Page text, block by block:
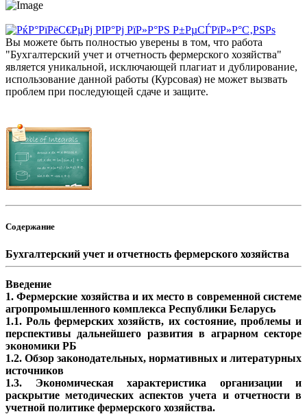
Вы можете быть полностью уверены в том, что работа
"Бухгалтерский учет и отчетность фермерского хозяйства"
является уникальной, исключающей плагиат и дублирование,
использование данной работы (Курсовая) не может вызвать
проблем при последующей сдаче и защите.
Содержание
Бухгалтерский учет и отчетность фермерского хозяйства
Введение
1. Фермерские хозяйства и их место в современной системе
агропромышленного комплекса Республики Беларусь
1.1. Роль фермерских хозяйств, их состояние, проблемы и
перспективы дальнейшего развития в аграрном секторе
экономики РБ
1.2. Обзор законодательных, нормативных и литературных
источников
1.3. Экономическая характеристика организации и
раскрытие методических аспектов учета и отчетности в
учетной политике фермерского хозяйства.